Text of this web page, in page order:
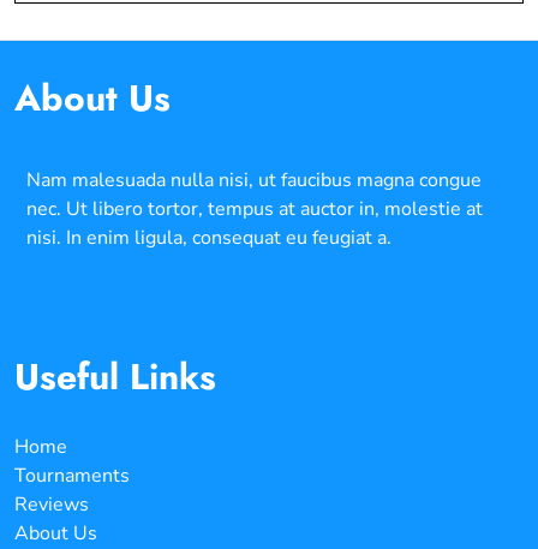
About Us
Nam malesuada nulla nisi, ut faucibus magna congue
nec. Ut libero tortor, tempus at auctor in, molestie at
nisi. In enim ligula, consequat eu feugiat a.
Useful Links
Home
Tournaments
Reviews
About Us